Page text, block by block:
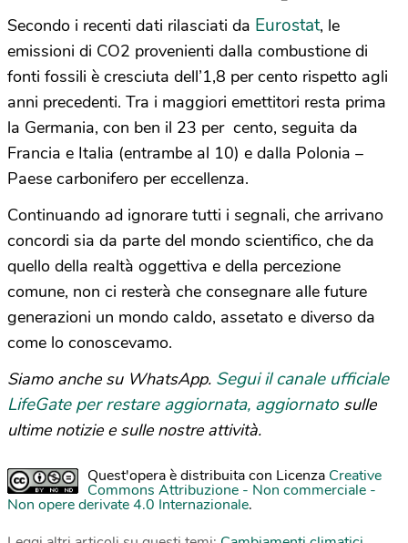
Secondo i recenti dati rilasciati da Eurostat, le
emissioni di CO2 provenienti dalla combustione di
fonti fossili è cresciuta dell’1,8 per cento rispetto agli
anni precedenti. Tra i maggiori emettitori resta prima
la Germania, con ben il 23 per cento, seguita da
Francia e Italia (entrambe al 10) e dalla Polonia –
Paese carbonifero per eccellenza.
Continuando ad ignorare tutti i segnali, che arrivano
concordi sia da parte del mondo scientifico, che da
quello della realtà oggettiva e della percezione
comune, non ci resterà che consegnare alle future
generazioni un mondo caldo, assetato e diverso da
come lo conoscevamo.
Siamo anche su WhatsApp. Segui il canale ufficiale
LifeGate per restare aggiornata, aggiornato sulle
ultime notizie e sulle nostre attività.
Quest'opera è distribuita con Licenza Creative
Commons Attribuzione - Non commerciale -
Non opere derivate 4.0 Internazionale.